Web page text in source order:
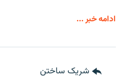
ادامه خبر ...
شریک ساختن